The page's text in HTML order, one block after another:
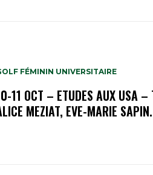
FÉMININ UNIVERSITAIRE
11 OCT – ETUDES AUX USA –
MEZIAT, EVE-MARIE SAPIN.